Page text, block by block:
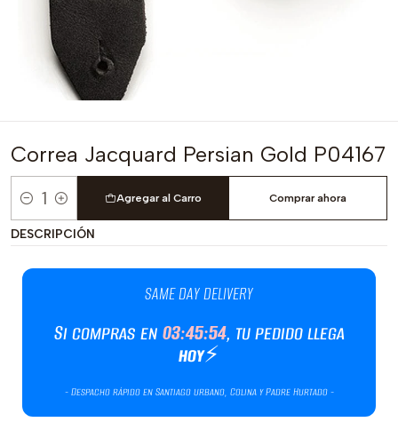
Correa Jacquard Persian Gold P04167
Cantidad
Agregar al Carro Comprar ahora
DESCRIPCIÓN